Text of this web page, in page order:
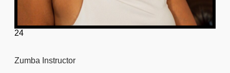
24
Zumba Instructor